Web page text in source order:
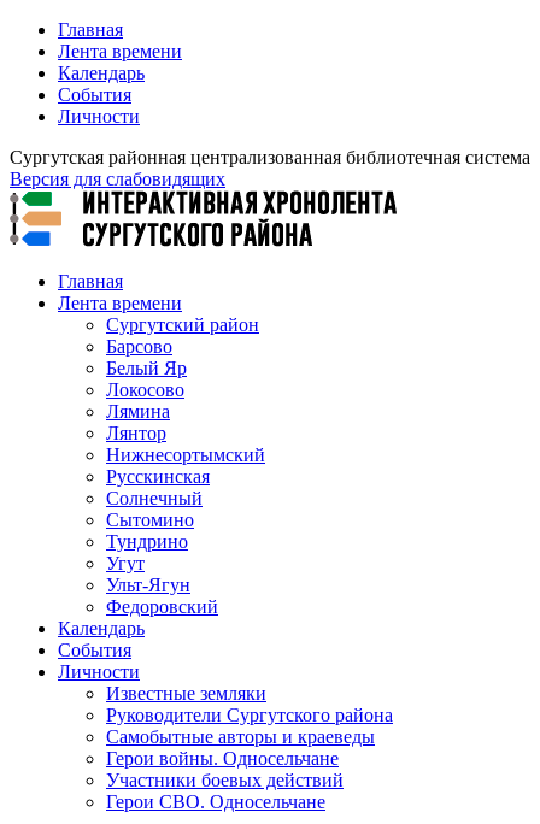
Главная
Лента времени
Календарь
События
Личности
Сургутская районная централизованная библиотечная система
Версия для слабовидящих
Главная
Лента времени
Сургутский район
Барсово
Белый Яр
Локосово
Лямина
Лянтор
Нижнесортымский
Русскинская
Солнечный
Сытомино
Тундрино
Угут
Ульт-Ягун
Федоровский
Календарь
События
Личности
Известные земляки
Руководители Сургутского района
Самобытные авторы и краеведы
Герои войны. Односельчане
Участники боевых действий
Герои СВО. Односельчане